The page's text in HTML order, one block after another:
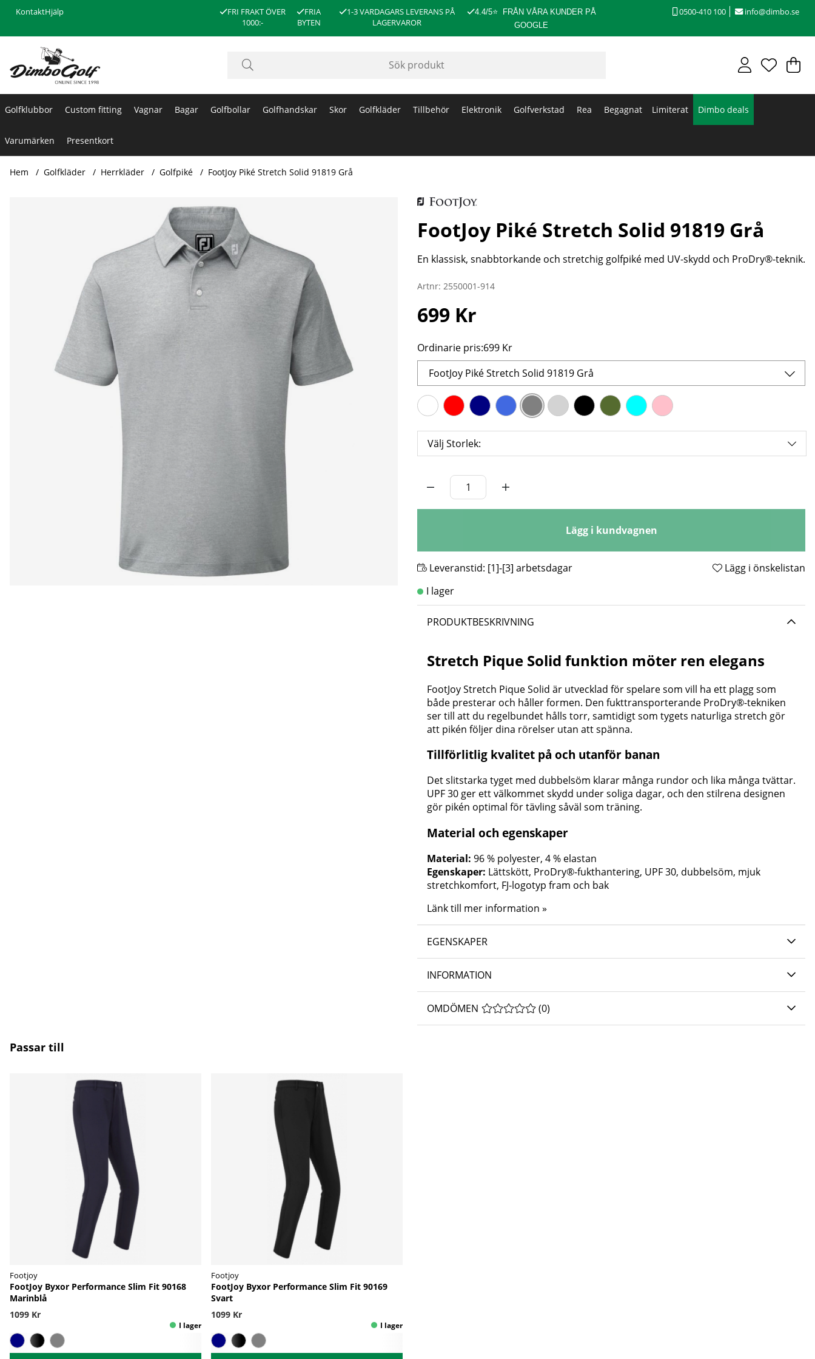
KontaktHjälp
FRI FRAKT ÖVER
1000:-
FRIA
BYTEN
1-3 VARDAGARS LEVERANS PÅ
LAGERVAROR
4.4/5⭐
FRÅN VÅRA KUNDER PÅ
GOOGLE
0500-410 100 info@dimbo.se
.
Golfklubbor Custom fitting Vagnar Bagar Golfbollar Golfhandskar Skor Golfkläder Tillbehör Elektronik Golfverkstad Rea Begagnat Limiterat Dimbo deals
Varumärken Presentkort
Hem Golfkläder Herrkläder Golfpiké FootJoy Piké Stretch Solid 91819 Grå
Produktbilder FootJoy Piké Stretch Solid 91819 Grå
FootJoy Piké Stretch Solid 91819 Grå
En klassisk, snabbtorkande och stretchig golfpiké med UV-skydd och ProDry®-teknik.
Artnr: 2550001-914
699 Kr
Ordinarie pris:699 Kr
FootJoy Piké Stretch Solid 91819 Grå
Välj Storlek:
Lägg i kundvagnen
Leveranstid: [1]-[3] arbetsdagar Lägg i önskelistan
PRODUKTBESKRIVNING
Stretch Pique Solid funktion möter ren elegans
FootJoy Stretch Pique Solid är utvecklad för spelare som vill ha ett plagg som
både presterar och håller formen. Den fukttransporterande ProDry®-tekniken
ser till att du regelbundet hålls torr, samtidigt som tygets naturliga stretch gör
att pikén följer dina rörelser utan att spänna.
Tillförlitlig kvalitet på och utanför banan
Det slitstarka tyget med dubbelsöm klarar många rundor och lika många tvättar.
UPF 30 ger ett välkommet skydd under soliga dagar, och den stilrena designen
gör pikén optimal för tävling såväl som träning.
Material och egenskaper
Material: 96 % polyester, 4 % elastan
Egenskaper: Lättskött, ProDry®-fukthantering, UPF 30, dubbelsöm, mjuk
stretchkomfort, FJ-logotyp fram och bak
Länk till mer information »
EGENSKAPER
INFORMATION
OMDÖMEN MEDELBETYG 0 AV 5 ANTAL BETYG 0
(0)
Passar till
Footjoy
FootJoy Byxor Performance Slim Fit 90168
Marinblå
1099 Kr
Footjoy
FootJoy Byxor Performance Slim Fit 90169
Svart
1099 Kr